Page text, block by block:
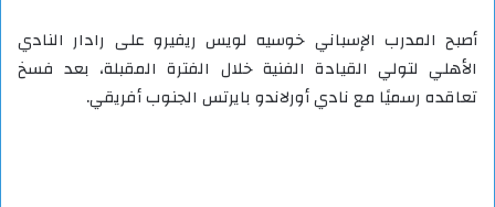
أصبح المدرب الإسباني خوسيه لويس ريفيرو على رادار النادي
الأهلي لتولي القيادة الفنية خلال الفترة المقبلة، بعد فسخ
تعاقده رسميًا مع نادي أورلاندو بايرتس الجنوب أفريقي.